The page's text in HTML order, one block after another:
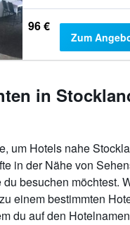
96 €
Zum
in
um Hotels nahe
in der Nähe von
besuchen möchtest.
einem bestimmten
du auf den